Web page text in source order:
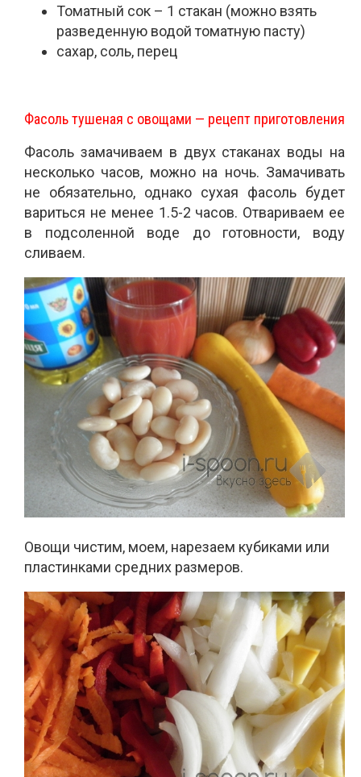
Томатный сок – 1 стакан (можно взять
разведенную водой томатную пасту)
сахар, соль, перец
Фасоль тушеная с овощами — рецепт приготовления
Фасоль замачиваем в двух стаканах воды на
несколько часов, можно на ночь. Замачивать
не обязательно, однако сухая фасоль будет
вариться не менее 1.5-2 часов. Отвариваем ее
в подсоленной воде до готовности, воду
сливаем.
Овощи чистим, моем, нарезаем кубиками или
пластинками средних размеров.